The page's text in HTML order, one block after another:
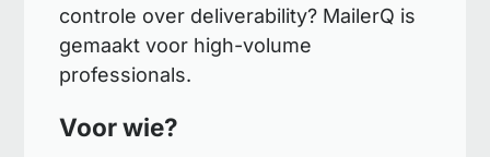
controle over deliverability? MailerQ is
gemaakt voor high-volume
professionals.
Voor wie?